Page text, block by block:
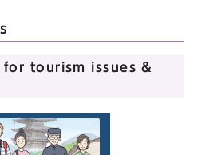
tourism issues &